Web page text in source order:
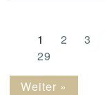
1 2 3
29
Weiter »